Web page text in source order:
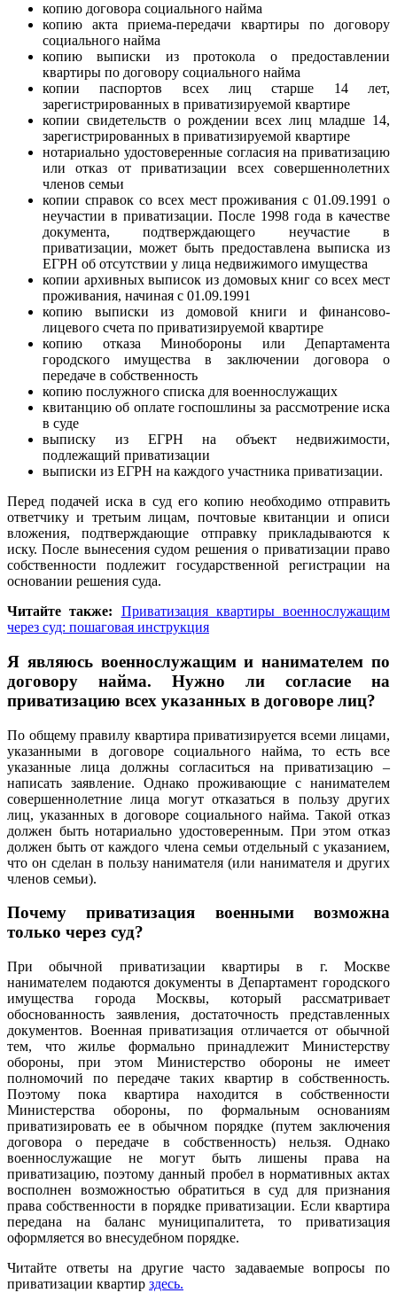
копию договора социального найма
копию акта приема-передачи квартиры по договору
социального найма
копию выписки из протокола о предоставлении
квартиры по договору социального найма
копии паспортов всех лиц старше 14 лет,
зарегистрированных в приватизируемой квартире
копии свидетельств о рождении всех лиц младше 14,
зарегистрированных в приватизируемой квартире
нотариально удостоверенные согласия на приватизацию
или отказ от приватизации всех совершеннолетних
членов семьи
копии справок со всех мест проживания с 01.09.1991 о
неучастии в приватизации. После 1998 года в качестве
документа, подтверждающего неучастие в
приватизации, может быть предоставлена выписка из
ЕГРН об отсутствии у лица недвижимого имущества
копии архивных выписок из домовых книг со всех мест
проживания, начиная с 01.09.1991
копию выписки из домовой книги и финансово-
лицевого счета по приватизируемой квартире
копию отказа Минобороны или Департамента
городского имущества в заключении договора о
передаче в собственность
копию послужного списка для военнослужащих
квитанцию об оплате госпошлины за рассмотрение иска
в суде
выписку из ЕГРН на объект недвижимости,
подлежащий приватизации
выписки из ЕГРН на каждого участника приватизации.
Перед подачей иска в суд его копию необходимо отправить
ответчику и третьим лицам, почтовые квитанции и описи
вложения, подтверждающие отправку прикладываются к
иску. После вынесения судом решения о приватизации право
собственности подлежит государственной регистрации на
основании решения суда.
Читайте также:
Приватизация квартиры военнослужащим
через суд: пошаговая инструкция
Я являюсь военнослужащим и нанимателем по
договору найма. Нужно ли согласие на
приватизацию всех указанных в договоре лиц?
По общему правилу квартира приватизируется всеми лицами,
указанными в договоре социального найма, то есть все
указанные лица должны согласиться на приватизацию –
написать заявление. Однако проживающие с нанимателем
совершеннолетние лица могут отказаться в пользу других
лиц, указанных в договоре социального найма. Такой отказ
должен быть нотариально удостоверенным. При этом отказ
должен быть от каждого члена семьи отдельный с указанием,
что он сделан в пользу нанимателя (или нанимателя и других
членов семьи).
Почему приватизация военными возможна
только через суд?
При обычной приватизации квартиры в г. Москве
нанимателем подаются документы в Департамент городского
имущества города Москвы, который рассматривает
обоснованность заявления, достаточность представленных
документов. Военная приватизация отличается от обычной
тем, что жилье формально принадлежит Министерству
обороны, при этом Министерство обороны не имеет
полномочий по передаче таких квартир в собственность.
Поэтому пока квартира находится в собственности
Министерства обороны, по формальным основаниям
приватизировать ее в обычном порядке (путем заключения
договора о передаче в собственность) нельзя. Однако
военнослужащие не могут быть лишены права на
приватизацию, поэтому данный пробел в нормативных актах
восполнен возможностью обратиться в суд для признания
права собственности в порядке приватизации. Если квартира
передана на баланс муниципалитета, то приватизация
оформляется во внесудебном порядке.
Читайте ответы на другие часто задаваемые вопросы по
приватизации квартир здесь.